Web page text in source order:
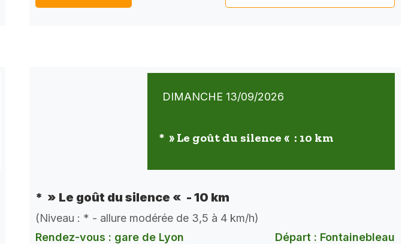
DIMANCHE 13/09/2026
* » Le goût du silence « : 10 km
* » Le goût du silence « - 10 km
(Niveau : * - allure modérée de 3,5 à 4 km/h)
Rendez-vous : gare de Lyon
Départ : Fontainebleau